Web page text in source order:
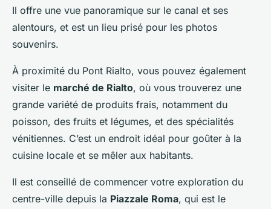
Il offre une vue panoramique sur le canal et ses
alentours, et est un lieu prisé pour les photos
souvenirs.
À proximité du Pont Rialto, vous pouvez également
visiter le marché de Rialto, où vous trouverez une
grande variété de produits frais, notamment du
poisson, des fruits et légumes, et des spécialités
vénitiennes. C’est un endroit idéal pour goûter à la
cuisine locale et se mêler aux habitants.
Il est conseillé de commencer votre exploration du
centre-ville depuis la Piazzale Roma, qui est le